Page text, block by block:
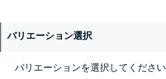
バリエーション選択
バリエーションを選択してください